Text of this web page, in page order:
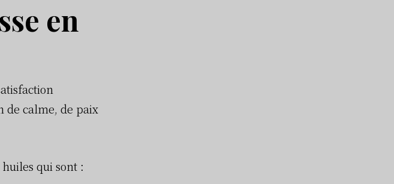
en
de calme, de paix
qui sont :